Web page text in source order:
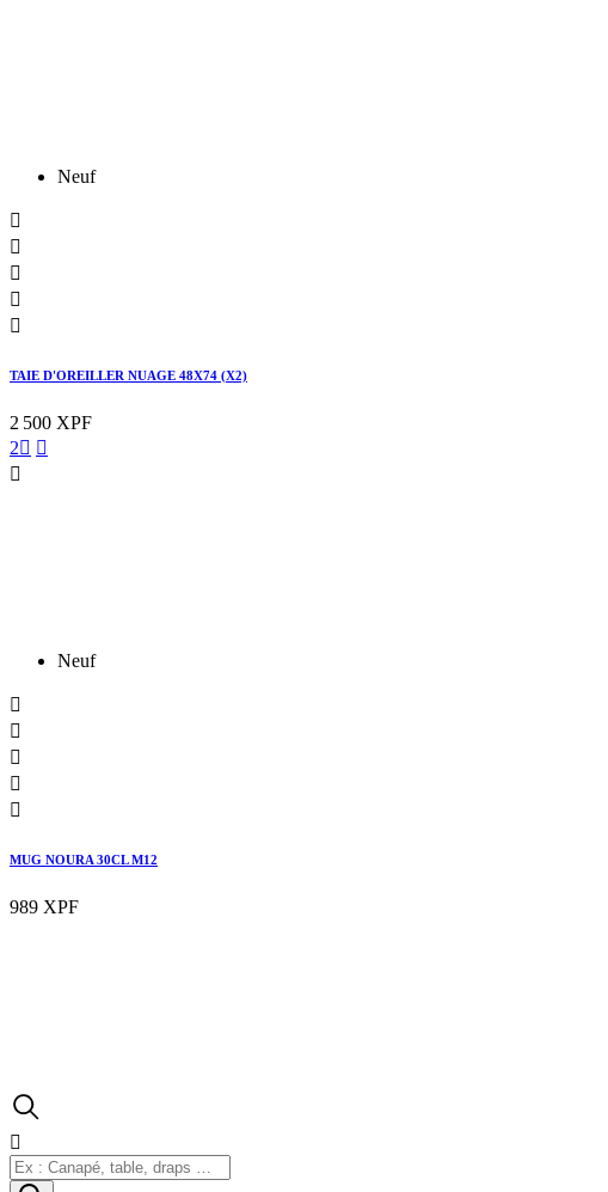
Neuf





TAIE D'OREILLER NUAGE 48X74 (X2)
2 500 XPF
2 

Neuf





MUG NOURA 30CL M12
989 XPF
